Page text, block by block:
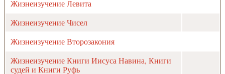
Жизнеизучение Левита
Жизнеизучение Чисел
Жизнеизучение Второзакония
Жизнеизучение Книги Иисуса Навина, Книги
судей и Книги Руфь